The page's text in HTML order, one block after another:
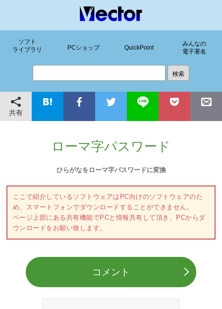
ソフト
ライブラリ
PCショップ QuickPoint
みんなの
電子署名
共有
ローマ字パスワード
ひらがなをローマ字パスワードに変換
ここで紹介しているソフトウェアはPC向けのソフトウェアのた
め、スマートフォンでダウンロードすることができません。
ページ上部にある共有機能でPCと情報共有して頂き、PCからダ
ウンロードをお願い致します。
コメント